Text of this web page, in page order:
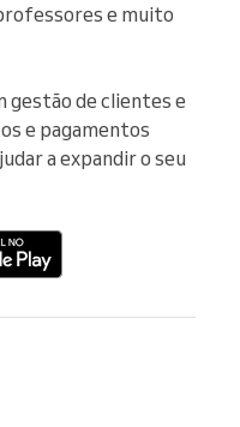
e muito
gestão de clientes e
e pagamentos
a expandir o seu